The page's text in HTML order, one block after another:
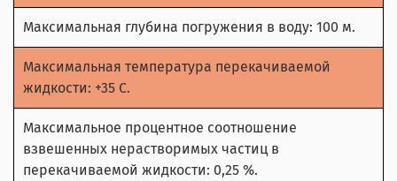
Максимальная глубина погружения в воду: 100 м.
Максимальная температура перекачиваемой
жидкости: +35 С.
Максимальное процентное соотношение
взвешенных нерастворимых частиц в
перекачиваемой жидкости: 0,25 %.